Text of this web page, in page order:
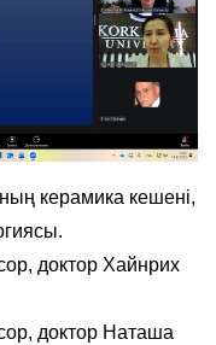
керамика кешені,
доктор Хайнрих
доктор Наташа